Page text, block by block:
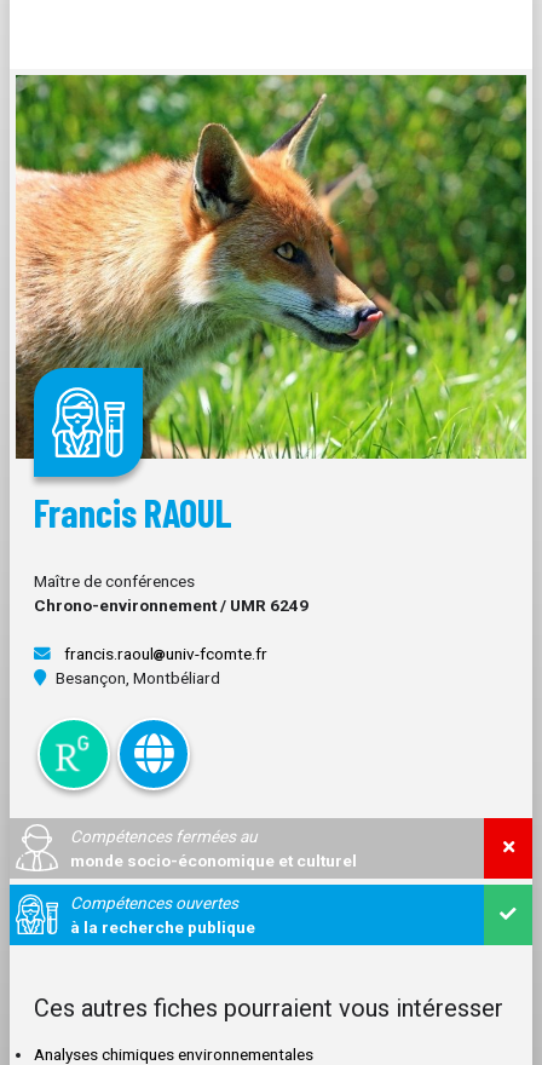
Francis RAOUL
Maître de conférences
Chrono-environnement / UMR 6249
francis.raoul
univ-fcomte.fr
Besançon, Montbéliard
Compétences fermées au
monde socio-économique et culturel
Compétences ouvertes
à la recherche publique
Ces autres fiches pourraient vous intéresser
Analyses chimiques environnementales